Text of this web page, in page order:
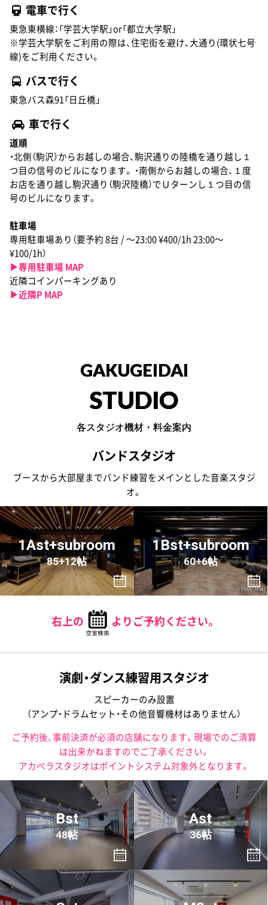
電車で行く
東急東横線：「学芸大学駅」or「都立大学駅」
※学芸大学駅をご利用の際は、住宅街を避け、大通り(環状七号
線)をご利用ください。
バスで行く
東急バス森91「日丘橋」
車で行く
道順
・北側（駒沢）からお越しの場合、駒沢通りの陸橋を通り越し１
つ目の信号のビルになります。 ・南側からお越しの場合、１度
お店を通り越し駒沢通り（駒沢陸橋）でＵターンし１つ目の信
号のビルになります。
駐車場
専用駐車場あり（要予約 8台 / 〜23:00 ¥400/1h 23:00〜
¥100/1h）
▶︎専用駐車場 MAP
近隣コインパーキングあり
▶︎近隣P MAP
GAKUGEIDAI
STUDIO
各スタジオ機材・料金案内
バンドスタジオ
ブースから大部屋までバンド練習をメインとした音楽スタジ
オ。
1Ast+subroom
85+12帖
1Bst+subroom
60+6帖
右上の よりご予約ください。
演劇・ダンス練習用スタジオ
スピーカーのみ設置
（アンプ・ドラムセット・その他音響機材はありません）
ご予約後、事前決済が必須の店舗になります。現場でのご清算
は出来かねますのでご了承ください。
アカペラスタジオはポイントシステム対象外となります。
Bst
48帖
Ast
36帖